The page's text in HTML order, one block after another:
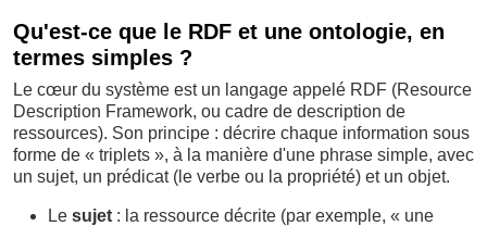
Qu'est-ce que le RDF et une ontologie, en
termes simples ?
Le cœur du système est un langage appelé RDF (Resource
Description Framework, ou cadre de description de
ressources). Son principe : décrire chaque information sous
forme de « triplets », à la manière d'une phrase simple, avec
un sujet, un prédicat (le verbe ou la propriété) et un objet.
Le sujet : la ressource décrite (par exemple, « une